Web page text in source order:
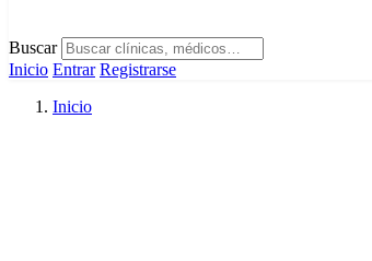
Buscar
Inicio Entrar Registrarse
Inicio